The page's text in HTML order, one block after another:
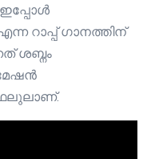
റാപ്പ് ഗാനത്തിന്
ശബ്നം